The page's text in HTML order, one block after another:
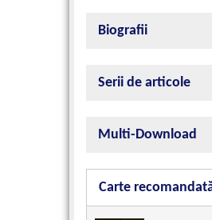
Biografii
Serii de articole
Multi-Download
Carte